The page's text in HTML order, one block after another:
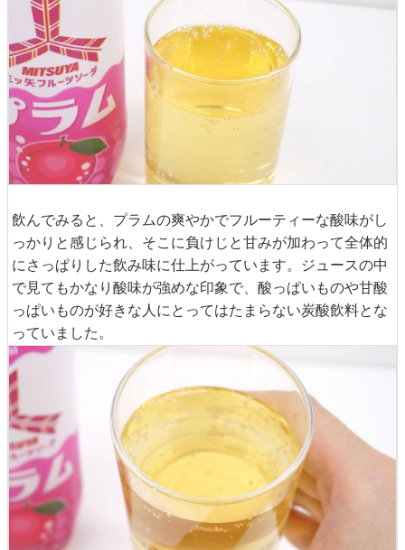
飲んでみると、プラムの爽やかでフルーティーな酸味がし
っかりと感じられ、そこに負けじと甘みが加わって全体的
にさっぱりした飲み味に仕上がっています。ジュースの中
で見てもかなり酸味が強めな印象で、酸っぱいものや甘酸
っぱいものが好きな人にとってはたまらない炭酸飲料とな
っていました。